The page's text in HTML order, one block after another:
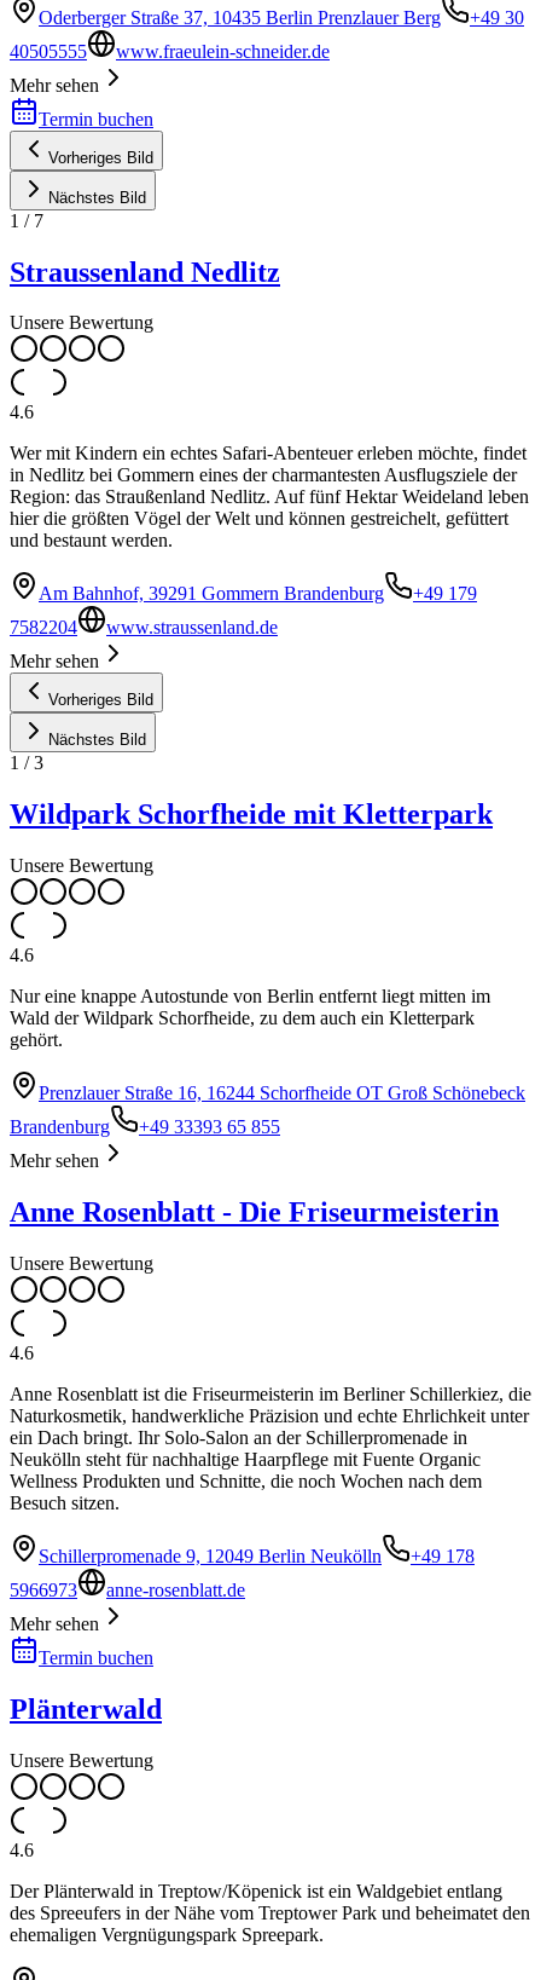
Oderberger Straße 37, 10435 Berlin Prenzlauer Berg
+49 30
40505555
www.fraeulein-schneider.de
Mehr sehen
Termin buchen
Vorheriges Bild
Nächstes Bild
1 / 7
Straussenland Nedlitz
Unsere Bewertung
4.6
Wer mit Kindern ein echtes Safari-Abenteuer erleben möchte, findet
in Nedlitz bei Gommern eines der charmantesten Ausflugsziele der
Region: das Straußenland Nedlitz. Auf fünf Hektar Weideland leben
hier die größten Vögel der Welt und können gestreichelt, gefüttert
und bestaunt werden.
Am Bahnhof, 39291 Gommern Brandenburg
+49 179
7582204
www.straussenland.de
Mehr sehen
Vorheriges Bild
Nächstes Bild
1 /3
Wildpark Schorfheide mit Kletterpark
Unsere Bewertung
4.6
Nur eine knappe Autostunde von Berlin entfernt liegt mitten im
Wald der Wildpark Schorfheide, zu dem auch ein Kletterpark
gehört.
Prenzlauer Straße 16, 16244 Schorfheide OT Groß Schönebeck
Brandenburg
+49 33393 65 855
Mehr sehen
Anne Rosenblatt - Die Friseurmeisterin
Unsere Bewertung
4.6
Anne Rosenblatt ist die Friseurmeisterin im Berliner Schillerkiez, die
Naturkosmetik, handwerkliche Präzision und echte Ehrlichkeit unter
ein Dach bringt. Ihr Solo-Salon an der Schillerpromenade in
Neukölln steht für nachhaltige Haarpflege mit Fuente Organic
Wellness Produkten und Schnitte, die noch Wochen nach dem
Besuch sitzen.
Schillerpromenade 9, 12049 Berlin Neukölln
+49 178
5966973
anne-rosenblatt.de
Mehr sehen
Termin buchen
Plänterwald
Unsere Bewertung
4.6
Der Plänterwald in Treptow/Köpenick ist ein Waldgebiet entlang
des Spreeufers in der Nähe vom Treptower Park und beheimatet den
ehemaligen Vergnügungspark Spreepark.